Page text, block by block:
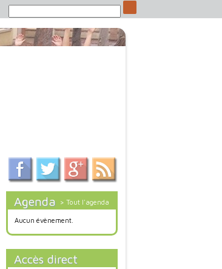
Agenda > Tout l'agenda
Aucun évènement.
Accès direct